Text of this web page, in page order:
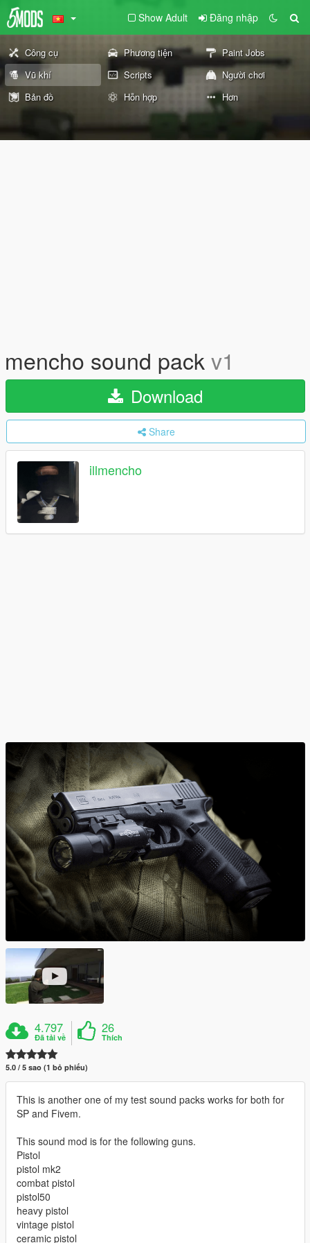
Show Adult Đăng nhập
Công cụ Phương tiện
Paint Jobs
Vũ khí
Scripts
Người chơi
Bản đồ
Hỗn hợp Hơn
mencho sound packv1
Download
Share
illmencho
4.797
Đã tải về
26
Thích
5.0 / 5 sao (1 bỏ phiếu)
This is another one of my test sound packs works for both for
SP and Fivem.
This sound mod is for the following guns.
Pistol
pistol mk2
combat pistol
pistol50
heavy pistol
vintage pistol
ceramic pistol